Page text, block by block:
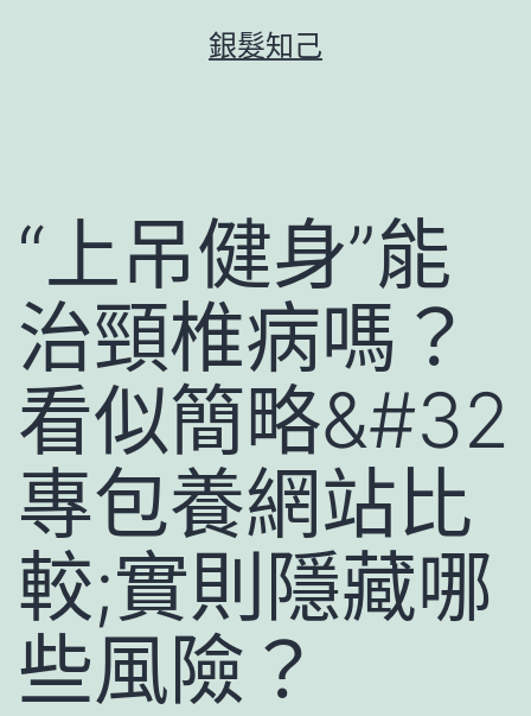
銀髮知己
“上吊健身”能
治頸椎病嗎？
看似簡略&#32
專包養網站比
較;實則隱藏哪
些風險？